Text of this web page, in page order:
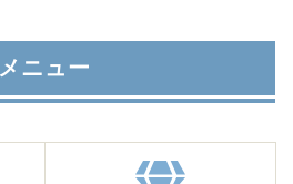
メニュー